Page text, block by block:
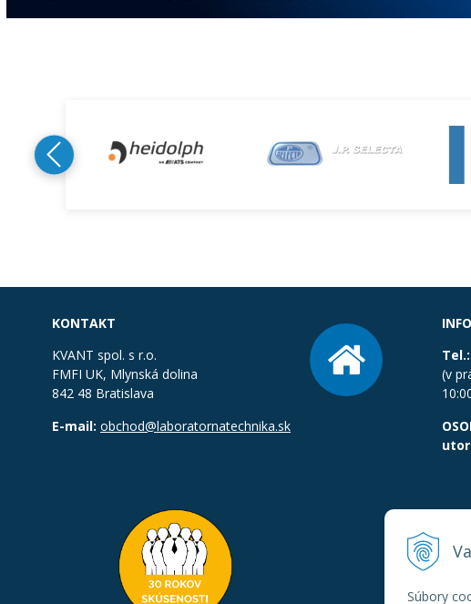
Súbory
KONTAKT
KVANT spol. s r.o.
FMFI UK, Mlynská dolina
842 48 Bratislava
E-mail: obchod@laboratornatechnika.sk
Tel.:
(v